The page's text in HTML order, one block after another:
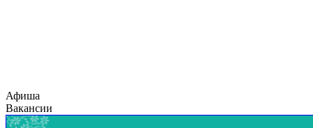
Афиша
Вакансии